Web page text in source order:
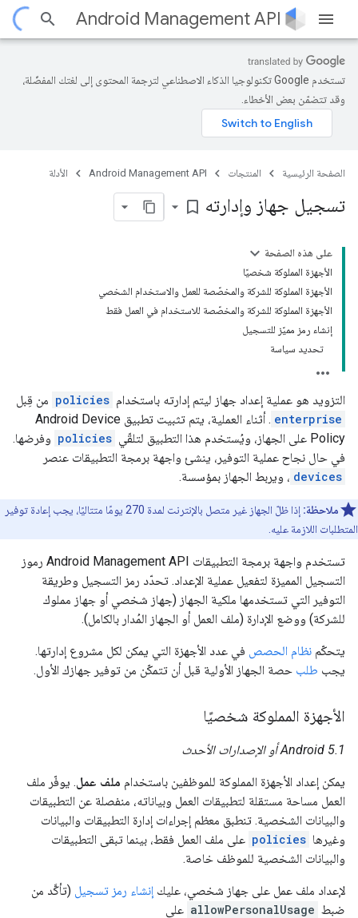
Android Management API
تستخدم Google تكنولوجيا الذكاء الاصطناعي لترجمة المحتوى إلى لغتك المفضّلة،
وقد تتضمّن بعض الأخطاء.
الصفحة الرئيسية المنتجات Android Management API الأدلة
تسجيل جهاز وإدارته bookmark_border
على هذه الصفحة
الأجهزة المملوكة شخصيًا
الأجهزة المملوكة للشركة والمخصّصة للعمل والاستخدام الشخصي
الأجهزة المملوكة للشركة والمخصّصة للاستخدام في العمل فقط
إنشاء رمز مميّز للتسجيل
تحديد سياسة
التزويد هو عملية إعداد جهاز ليتم إدارته باستخدام policies من قِبل
enterprise
. أثناء العملية، يتم تثبيت تطبيق Android Device
Policy على الجهاز، ويُستخدم هذا التطبيق لتلقّي
policies وفرضها.
في حال نجاح عملية التوفير، ينشئ واجهة برمجة التطبيقات عنصر
devices ، ويربط الجهاز بمؤسسة.
ملاحظة:
إذا ظلّ الجهاز غير متصل بالإنترنت لمدة 270 يومًا متتاليًا، يجب إعادة توفير
المتطلبات اللازمة عليه.
تستخدم واجهة برمجة التطبيقات Android Management API رموز
التسجيل المميزة لتفعيل عملية الإعداد. تحدّد رمز التسجيل وطريقة
التوفير التي تستخدمها ملكية الجهاز (جهاز شخصي أو جهاز مملوك
للشركة) ووضع الإدارة (ملف العمل أو الجهاز المُدار بالكامل).
يتحكّم نظام الحصص في عدد الأجهزة التي يمكن لكل مشروع إدارتها.
يجب طلب حصة الجهاز الأولية قبل أن تتمكّن من توفير جهازك الأول.
الأجهزة المملوكة شخصيًا
Android 5.1 أو الإصدارات الأحدث
يمكن إعداد الأجهزة المملوكة للموظفين باستخدام ملف عمل. يوفّر ملف
العمل مساحة مستقلة لتطبيقات العمل وبياناته، منفصلة عن التطبيقات
والبيانات الشخصية. تنطبق معظم إجراءات إدارة التطبيقات والبيانات
وغيرها policies على ملف العمل فقط، بينما تبقى التطبيقات
والبيانات الشخصية للموظف خاصة.
لإعداد ملف عمل على جهاز شخصي، عليك إنشاء رمز تسجيل (تأكَّد من
ضبط allowPersonalUsage على